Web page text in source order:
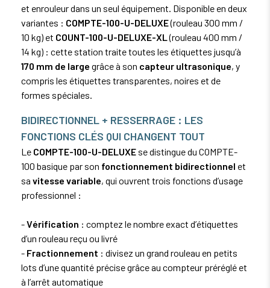
et enrouleur dans un seul équipement. Disponible en deux
variantes : COMPTE-100-U-DELUXE(rouleau 300 mm /
10 kg) et COUNT-100-U-DELUXE-XL (rouleau 400 mm /
14 kg) : cette station traite toutes les étiquettes jusqu’à
170 mm de largegrâce à son capteur ultrasonique, y
compris les étiquettes transparentes, noires et de
formes spéciales.
BIDIRECTIONNEL + RESSERRAGE : LES
FONCTIONS CLÉS QUI CHANGENT TOUT
Le COMPTE-100-U-DELUXE se distingue du COMPTE-
100 basique par son fonctionnement bidirectionnel et
sa vitesse variable, qui ouvrent trois fonctions d’usage
professionnel :
-Vérification : comptez le nombre exact d’étiquettes
d’un rouleau reçu ou livré
- Fractionnement : divisez un grand rouleau en petits
lots d’une quantité précise grâce au compteur préréglé et
à l’arrêt automatique